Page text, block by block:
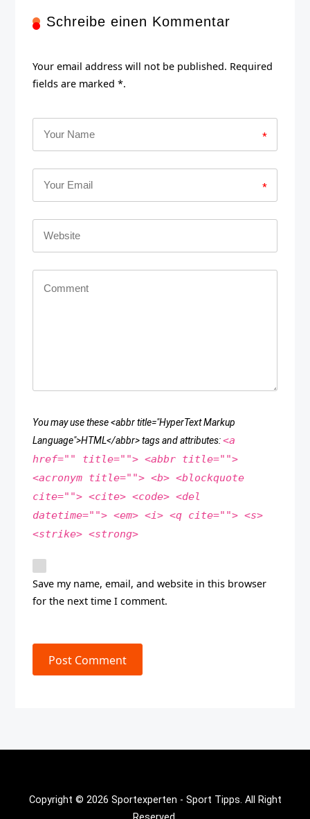
Schreibe einen Kommentar
Your email address will not be published. Required
fields are marked *.
*
*
You may use these <abbr title="HyperText Markup
Language">HTML</abbr> tags and attributes:<a
href="" title=""> <abbr title="">
<acronym title=""> <b> <blockquote
cite=""> <cite> <code> <del
datetime=""> <em> <i> <q cite=""> <s>
<strike> <strong>
Save my name, email, and website in this browser
for the next time I comment.
Post Comment
Copyright © 2026 Sportexperten - Sport Tipps. All Right